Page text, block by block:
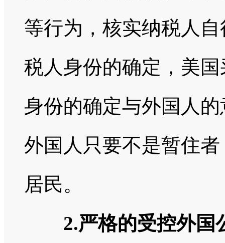
等行为，核实纳税人
税人身份的确定，美
身份的确定与外国人
外国人只要不是暂住
居民。
2.严格的受控外国